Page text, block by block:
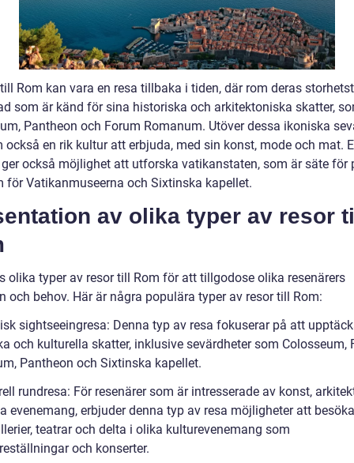
Rom kan vara en resa tillbaka i tiden, där rom deras
som är känd för sina historiska och arkitektoniska skatter,
Pantheon och Forum Romanum. Utöver dessa ikoniska
också en rik kultur att erbjuda, med sin konst, mode och mat.
också möjlighet att utforska vatikanstaten, som är säte för
för Vatikanmuseerna och Sixtinska kapellet.
av olika typer av resor
olika typer av resor till Rom för att tillgodose olika resenärers
och behov. Här är några populära typer av resor till Rom:
sightseeingresa: Denna typ av resa fokuserar på att
och kulturella skatter, inklusive sevärdheter som Colosseum,
Pantheon och Sixtinska kapellet.
rundresa: För resenärer som är intresserade av konst,
evenemang, erbjuder denna typ av resa möjligheter att
teatrar och delta i olika kulturevenemang som
och konserter.